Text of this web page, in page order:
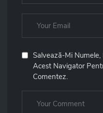
Salvează-Mi
Acest Navigator
Comentez.